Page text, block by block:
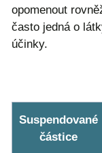
opomenout
často jedná o
účinky.
Suspendované
částice